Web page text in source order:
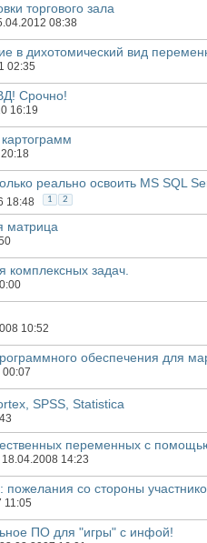
торгового зала
08:38
в дихотомический вид
02:35
Срочно!
16:19
реально освоить MS SQL
18:48 1 2
матрица
задач.
10:52
обеспечения для
00:07
SPSS, Statistica
переменных с
18.04.2008 14:23
со стороны
11:05
ПО для "игры" с инфой!